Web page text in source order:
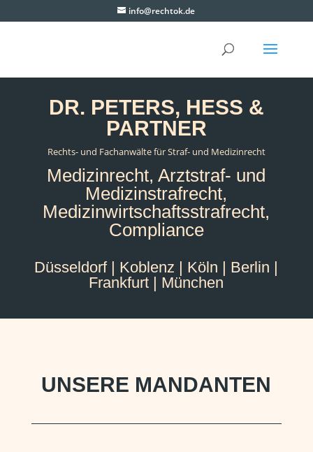
info@rechtok.de
DR. PETERS, HESS &
PARTNER
Rechts- und Fachanwälte für Straf- und Medizinrecht
Medizinrecht, Arztstraf- und
Medizinstrafrecht,
Medizinwirtschaftsstrafrecht,
Compliance
Düsseldorf | Koblenz | Köln | Berlin |
Frankfurt | München
UNSERE MANDANTEN